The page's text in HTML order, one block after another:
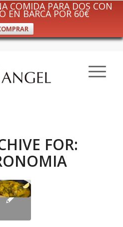
COMIDA PARA DOS CON
EN BARCA POR 60€
FOR: